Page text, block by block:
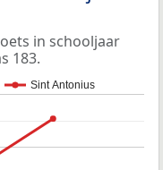
in schooljaar
183.
Sint Antonius